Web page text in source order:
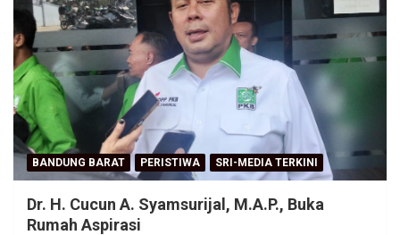
BANDUNG BARAT PERISTIWA SRI-MEDIA TERKINI
Dr. H. Cucun A. Syamsurijal, M.A.P., Buka
Rumah Aspirasi